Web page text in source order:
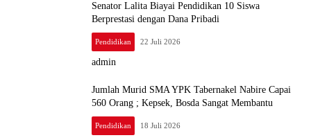
Senator Lalita Biayai Pendidikan 10 Siswa
Berprestasi dengan Dana Pribadi
Pendidikan 22 Juli 2026
admin
Jumlah Murid SMA YPK Tabernakel Nabire Capai
560 Orang ; Kepsek, Bosda Sangat Membantu
Pendidikan 18 Juli 2026